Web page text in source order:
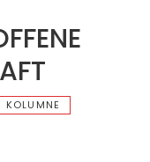
KOLUMNE